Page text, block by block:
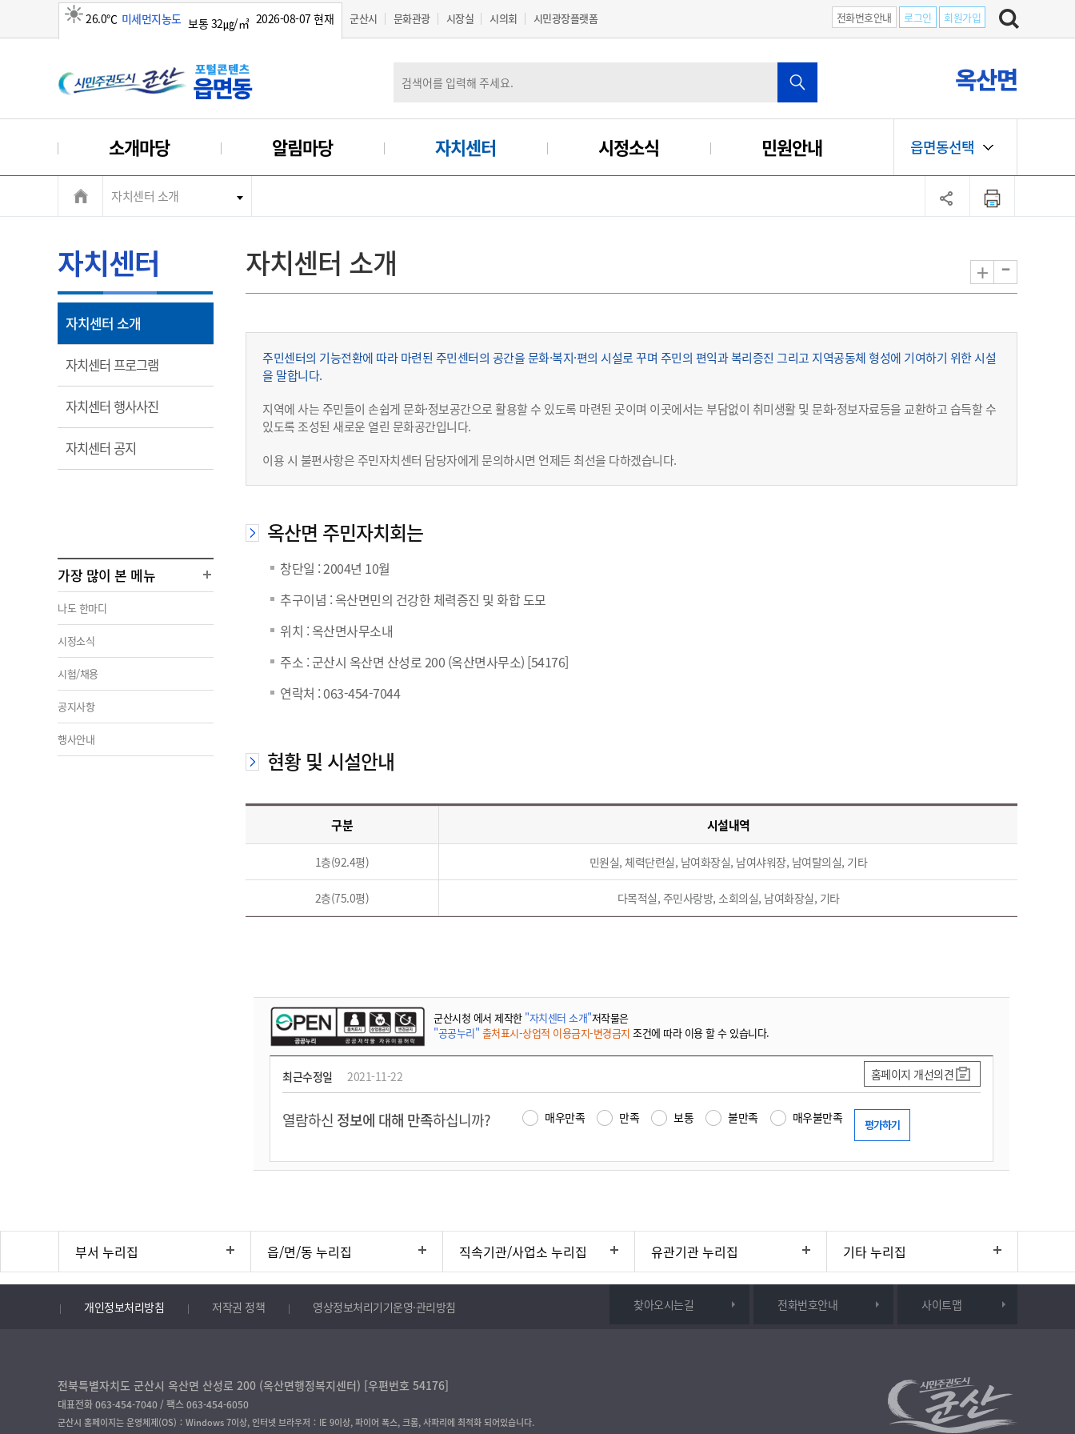
26.0℃ 미세먼지농도 보통 32㎍/㎥ 2026-08-07 현재 군산시 문화관광 시장실 시의회 시민광장플랫폼 전화번호안내 로그인 회원가입
옥산면
소개마당 알림마당 자치센터 시정소식 민원안내 읍면동선택
자치센터 소개
자치센터
자치센터 소개
림
자치센터 프로그램열
림
자치센터 행사사진
림
자치센터 공지
림
가장 많이 본 메뉴
나도 한마디
시정소식
시험/채용
공지사항
행사안내
자치센터 소개 + -
주민센터의 기능전환에 따라 마련된 주민센터의 공간을 문화·복지·편의 시설로 꾸며 주민의 편익과 복리증진 그리고 지역공동체 형성에 기여하기 위한 시설
을 말합니다.
지역에 사는 주민들이 손쉽게 문화·정보공간으로 활용할 수 있도록 마련된 곳이며 이곳에서는 부담없이 취미생활 및 문화·정보자료등을 교환하고 습득할 수
있도록 조성된 새로운 열린 문화공간입니다.
이용 시 불편사항은 주민자치센터 담당자에게 문의하시면 언제든 최선을 다하겠습니다.
옥산면 주민자치회는
창단일 : 2004년 10월
추구이념 : 옥산면민의 건강한 체력증진 및 화합 도모
위치 : 옥산면사무소내
주소 : 군산시 옥산면 산성로 200 (옥산면사무소) [54176]
연락처 : 063-454-7044
현황 및 시설안내
구분 시설내역
1층(92.4평) 민원실, 체력단련실, 남여화장실, 남여샤워장, 남여탈의실, 기타
2층(75.0평) 다목적실, 주민사랑방, 소회의실, 남여화장실, 기타
군산시청 에서 제작한 "자치센터 소개"저작물은
"공공누리" 출처표시-상업적 이용금지-변경금지 조건에 따라 이용 할 수 있습니다.
최근수정일 2021-11-22 홈페이지 개선의견
열람하신 정보에 대해 만족하십니까? 매우만족 만족 보통 불만족 매우불만족
부서 누리집 읍/면/동 누리집 직속기관/사업소 누리집 유관기관 누리집 기타 누리집
개인정보처리방침 저작권 정책 영상정보처리기기운영·관리방침 찾아오시는길 전화번호안내 사이트맵
전북특별자치도 군산시 옥산면 산성로 200 (옥산면행정복지센터) [우편번호 54176]
대표전화 063-454-7040 / 팩스 063-454-6050
군산시 홈페이지는 운영체제(OS)：Windows 7이상, 인터넷 브라우저：IE 9이상, 파이어 폭스, 크롬, 사파리에 최적화 되어있습니다.